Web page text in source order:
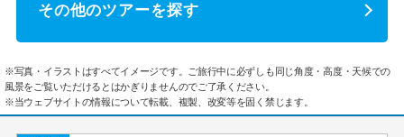
その他のツアーを探す
※写真・イラストはすべてイメージです。ご旅行中に必ずしも同じ角度・高度・天候での
風景をご覧いただけるとはかぎりませんのでご了承ください。
※当ウェブサイトの情報について転載、複製、改変等を固く禁じます。